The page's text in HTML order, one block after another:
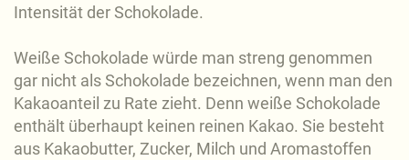
Intensität der Schokolade.
Weiße Schokolade würde man streng genommen
gar nicht als Schokolade bezeichnen, wenn man den
Kakaoanteil zu Rate zieht. Denn weiße Schokolade
enthält überhaupt keinen reinen Kakao. Sie besteht
aus Kakaobutter, Zucker, Milch und Aromastoffen